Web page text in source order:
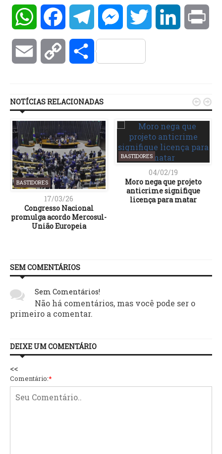
WhatsAppFacebookTelegramMessengerTwitter LinkedIn
Email Copy Compartilhar
NOTÍCIAS RELACIONADAS
BASTIDORES
17/03/26
Congresso Nacional
promulga acordo Mercosul-
União Europeia
BASTIDORES
04/02/19
Moro nega que projeto
anticrime signifique
licença para matar
 
SEM COMENTÁRIOS
Sem Comentários!
Não há comentários, mas você pode ser o
primeiro a comentar.
DEIXE UM COMENTÁRIO
<<
Comentário:*